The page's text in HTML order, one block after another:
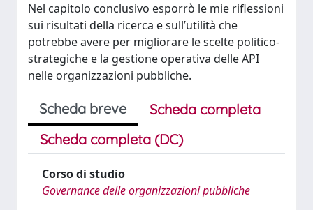
Nel capitolo conclusivo esporrò le mie riflessioni
sui risultati della ricerca e sull’utilità che
potrebbe avere per migliorare le scelte politico-
strategiche e la gestione operativa delle API
nelle organizzazioni pubbliche.
Scheda breve
Scheda completa
Scheda completa (DC)
Corso di studio
Governance delle organizzazioni pubbliche